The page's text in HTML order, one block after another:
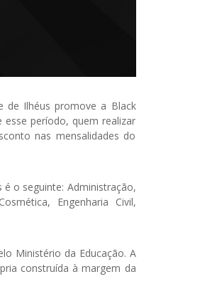
de Ilhéus promove a Black
período, quem realizar
nas mensalidades do
é o seguinte: Administração,
Engenharia Civil,
Ministério da Educação. A
construída à margem da